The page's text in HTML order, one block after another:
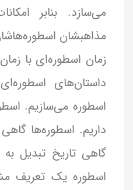
می‌سازد. بنابر
مذاهبشان
زمان اسطوره‌ای با
داستان‌های
اسطوره می‌سازیم.
داریم. اسطوره‌ها
گاهی تاریخ تبدیل
اسطوره یک تعریف